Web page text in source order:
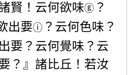
賢！云何欲味ⓖ ？
出要ⓘ ？云何色味？
要？云何覺味？云
？』諸比丘！若汝